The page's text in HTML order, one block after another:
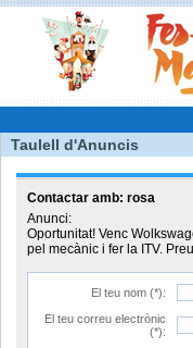
Taulell d'Anuncis
Contactar amb: rosa
Anunci:
Oportunitat! Venc
pel mecànic i fer la ITV.
El teu nom (*):
El teu correu electrònic
(*):